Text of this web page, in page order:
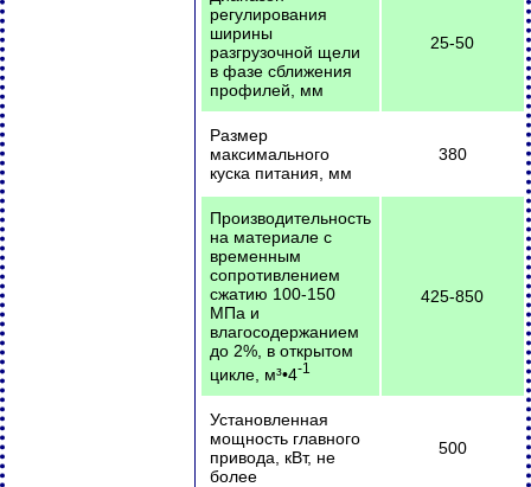
регулирования
ширины
разгрузочной щели
в фазе сближения
профилей, мм
25-50
Размер
максимального
куска питания, мм
380
Производительность
на материале с
временным
сопротивлением
сжатию 100-150
МПа и
влагосодержанием
до 2%, в открытом
цикле, м³•4-1
425-850
Установленная
мощность главного
привода, кВт, не
более
500